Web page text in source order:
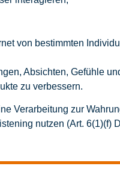
von bestimmten
Absichten, Gefühle
zu verbessern.
Verarbeitung zur
nutzen (Art. 6(1)(f)